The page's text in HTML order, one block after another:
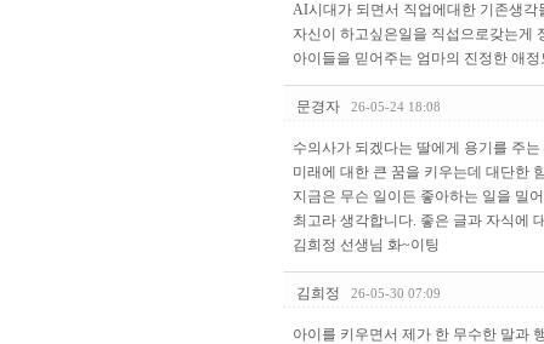
AI시대가 되면서 직업에대한 기존생각
자신이 하고싶은일을 직섭으로갖는게
아이들을 믿어주는 엄마의 진정한 애
문경자 26-05-24 18:08
수의사가 되겠다는 딸에게 용기를 주는
미래에 대한 큰 꿈을 키우는데 대단한
지금은 무슨 일이든 좋아하는 일을 밀
최고라 생각합니다. 좋은 글과 자식에
김희정 선생님 화~이팅
김희정 26-05-30 07:09
아이를 키우면서 제가 한 무수한 말과